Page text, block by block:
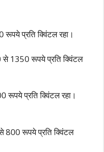
प्रति क्विंटल रहा।
1350 रूपये प्रति क्विंटल
प्रति क्विंटल रहा।
800 रूपये प्रति क्विंटल